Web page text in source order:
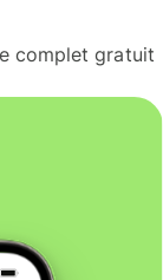
complet gratuit